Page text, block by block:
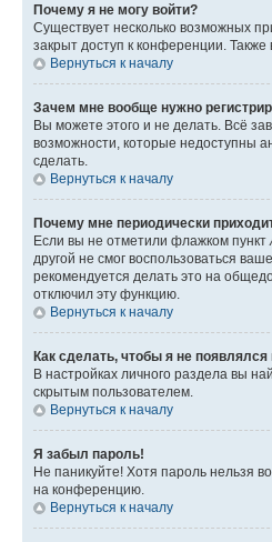
Почему я не могу войти?
Существует несколько возможных
закрыт доступ к конференции.
Вернуться к началу
Зачем мне вообще нужно
Вы можете этого и не делать. Всё
возможности, которые недоступны
сделать.
Вернуться к началу
Почему мне периодически
Если вы не отметили флажком пункт
другой не смог воспользоваться
рекомендуется делать это на
отключил эту функцию.
Вернуться к началу
Как сделать, чтобы я не
В настройках личного раздела вы
скрытым пользователем.
Вернуться к началу
Я забыл пароль!
Не паникуйте! Хотя пароль нельзя
на конференцию.
Вернуться к началу